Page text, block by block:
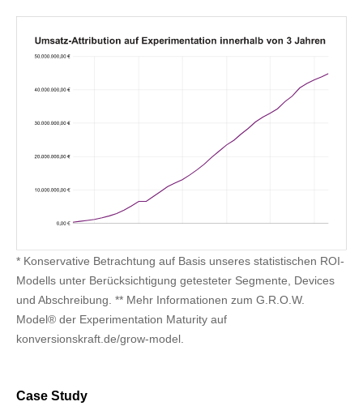
Case Study
* Konservative Betrachtung auf Basis unseres statistischen ROI-
Modells unter Berücksichtigung getesteter Segmente, Devices
und Abschreibung. ** Mehr Informationen zum G.R.O.W.
Model® der Experimentation Maturity auf
konversionskraft.de/grow-model.